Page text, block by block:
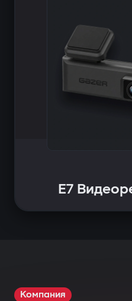
E7
Компания